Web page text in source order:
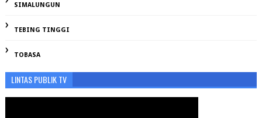
SIMALUNGUN
TEBING TINGGI
TOBASA
LINTAS PUBLIK TV